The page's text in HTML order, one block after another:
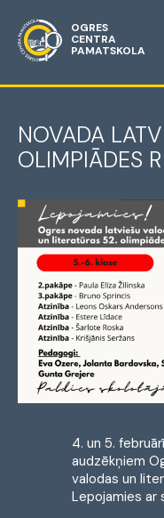
OGRES
CENTRA
PAMATSKOLA
NOVADA
OLIMPIĀDES
4. un 5.
audzēkņiem
valodas un
Lepojamies ar